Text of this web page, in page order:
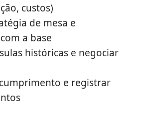
custos)
de mesa e
a base
históricas e negociar
e registrar